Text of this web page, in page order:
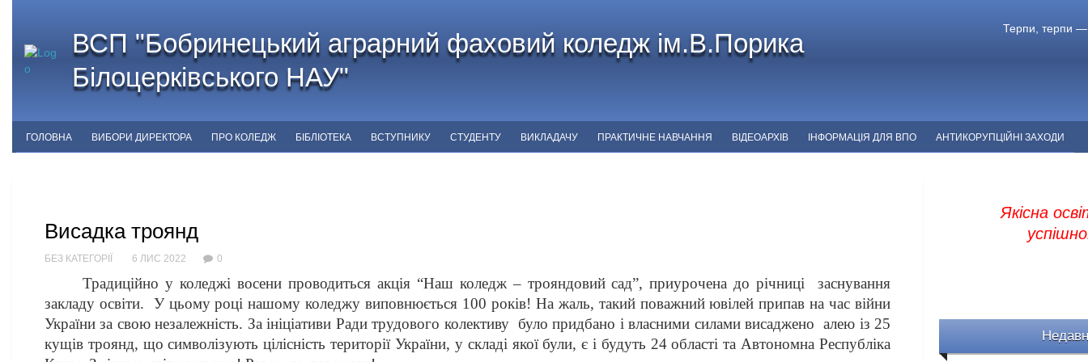
ВСП "Бобринецький аграрний фаховий коледж ім.В.Порика
Білоцерківського НАУ"
Терпи, терпи —
ГОЛОВНА ВИБОРИ ДИРЕКТОРА ПРО КОЛЕДЖ БІБЛІОТЕКА ВСТУПНИКУ СТУДЕНТУ ВИКЛАДАЧУ ПРАКТИЧНЕ НАВЧАННЯ ВІДЕОАРХІВ ІНФОРМАЦІЯ ДЛЯ ВПО АНТИКОРУПЦІЙНІ ЗАХОДИ
Висадка троянд
БЕЗ КАТЕГОРІЇ 6 ЛИС 2022 0
Традиційно у коледжі восени проводиться акція “Наш коледж – трояндовий сад”, приурочена до річниці заснування
закладу освіти. У цьому році нашому коледжу виповнюється 100 років! На жаль, такий поважний ювілей припав на час війни
України за свою незалежність. За ініціативи Ради трудового колективу було придбано і власними силами висаджено алею із 25
кущів троянд, що символізують цілісність території України, у складі якої були, є і будуть 24 області та Автономна Республіка
Якісна